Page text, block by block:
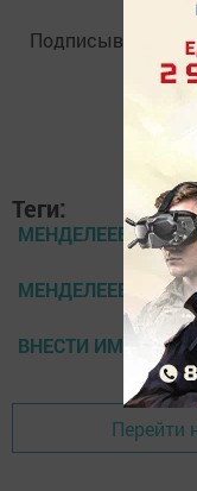
Подписывайтесь
Теги:
МЕНДЕЛЕЕВСКИЕ
МЕНДЕЛЕЕВСК
ВНЕСТИ ИМЕННОЙ
Перейти